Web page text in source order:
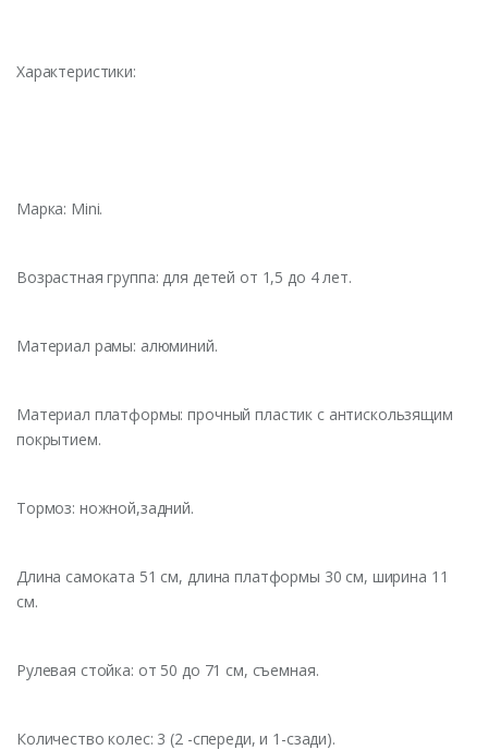
Характеристики:
Марка: Mini.
Возрастная группа: для детей от 1,5 до 4 лет.
Материал рамы: алюминий.
Материал платформы: прочный пластик с антискользящим
покрытием.
Тормоз: ножной,задний.
Длина самоката 51 см, длина платформы 30 см, ширина 11
см.
Рулевая стойка: от 50 до 71 см, съемная.
Количество колес: 3 (2 -спереди, и 1-сзади).